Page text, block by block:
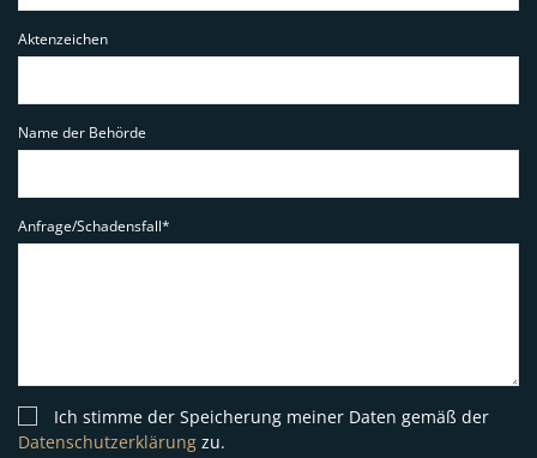
Aktenzeichen
Name der Behörde
Anfrage/Schadensfall*
Ich stimme der Speicherung meiner Daten gemäß der
Datenschutzerklärung zu.